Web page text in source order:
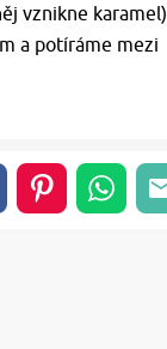
vznikne karamel)
a potíráme mezi